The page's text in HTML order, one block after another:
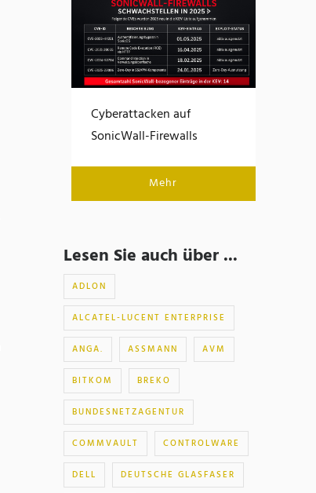
Cyberattacken auf
SonicWall-Firewalls
Mehr
Lesen Sie auch über ...
ADLON
ALCATEL-LUCENT ENTERPRISE
ANGA. ASSMANN AVM
BITKOM BREKO
BUNDESNETZAGENTUR
COMMVAULT CONTROLWARE
DELL DEUTSCHE GLASFASER